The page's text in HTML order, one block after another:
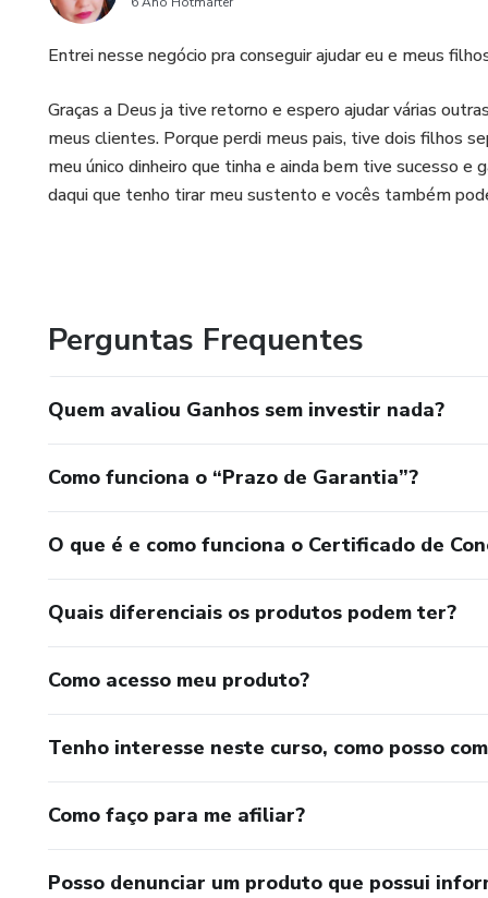
Entrei nesse negócio pra conseguir ajudar eu e meus
Graças a Deus ja tive retorno e espero ajudar várias
meus clientes. Porque perdi meus pais, tive dois filhos
meu único dinheiro que tinha e ainda bem tive sucesso
daqui que tenho tirar meu sustento e vocês também
Perguntas Frequentes
Quem avaliou Ganhos sem investir nada?
Como funciona o “Prazo de Garantia”?
O que é e como funciona o Certificado de
Quais diferenciais os produtos podem ter?
Como acesso meu produto?
Tenho interesse neste curso, como posso
Como faço para me afiliar?
Posso denunciar um produto que possui